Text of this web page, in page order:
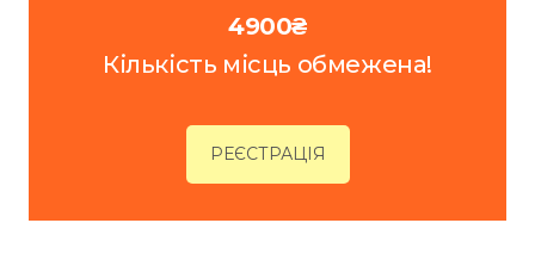
4900₴
Кількість місць обмежена!
РЕЄСТРАЦІЯ